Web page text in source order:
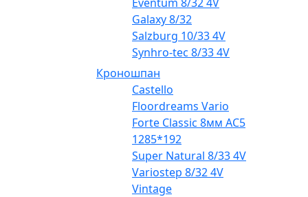
Galaxy 8/32
Salzburg 10/33 4V
Synhro-tec 8/33 4V
Кроношпан
Castello
Floordreams Vario
Forte Classic 8мм AC5
1285*192
Super Natural 8/33 4V
Variostep 8/32 4V
Vintage